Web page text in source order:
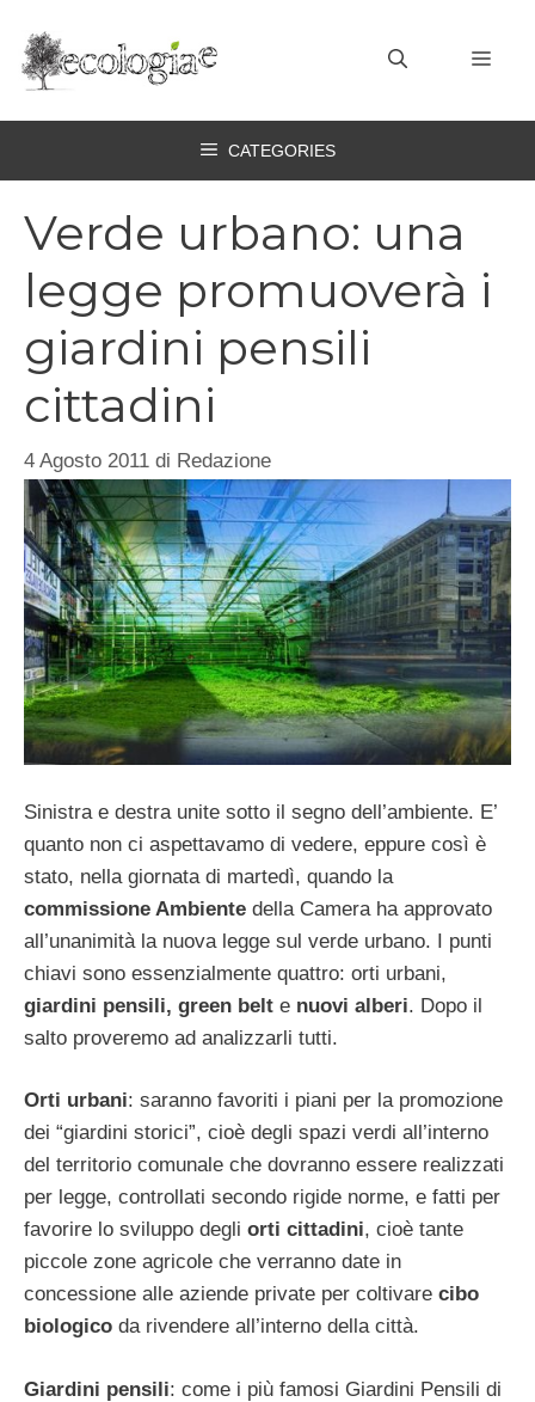
contenuto
CATEGORIES
Verde urbano: una
legge promuoverà i
giardini pensili
cittadini
4 Agosto 2011 di Redazione
Sinistra e destra unite sotto il segno dell’ambiente. E’
quanto non ci aspettavamo di vedere, eppure così è
stato, nella giornata di martedì, quando la
commissione Ambiente della Camera ha approvato
all’unanimità la nuova legge sul verde urbano. I punti
chiavi sono essenzialmente quattro: orti urbani,
giardini pensili, green belt e nuovi alberi. Dopo il
salto proveremo ad analizzarli tutti.
Orti urbani: saranno favoriti i piani per la promozione
dei “giardini storici”, cioè degli spazi verdi all’interno
del territorio comunale che dovranno essere realizzati
per legge, controllati secondo rigide norme, e fatti per
favorire lo sviluppo degli orti cittadini, cioè tante
piccole zone agricole che verranno date in
concessione alle aziende private per coltivare cibo
biologico da rivendere all’interno della città.
Giardini pensili: come i più famosi Giardini Pensili di